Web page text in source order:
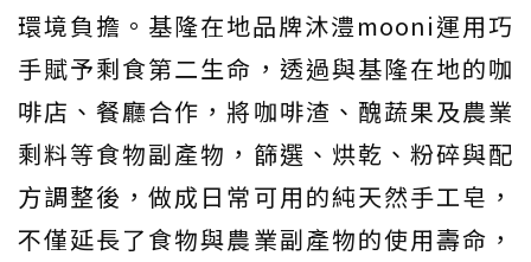
環境負擔。基隆在地品牌沐澧mooni運用巧
手賦予剩食第二生命，透過與基隆在地的咖
啡店、餐廳合作，將咖啡渣、醜蔬果及農業
剩料等食物副產物，篩選、烘乾、粉碎與配
方調整後，做成日常可用的純天然手工皂，
不僅延長了食物與農業副產物的使用壽命，